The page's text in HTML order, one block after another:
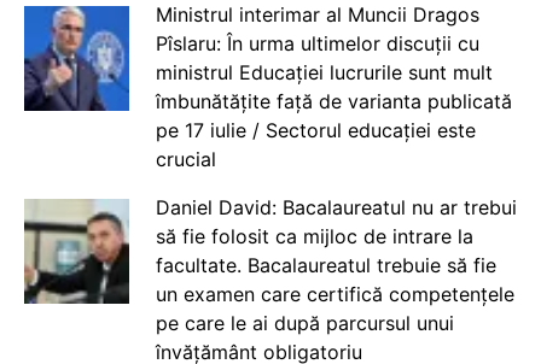
Ministrul interimar al Muncii Dragos
Pîslaru: În urma ultimelor discuții cu
ministrul Educației lucrurile sunt mult
îmbunătățite față de varianta publicată
pe 17 iulie / Sectorul educației este
crucial
Daniel David: Bacalaureatul nu ar trebui
să fie folosit ca mijloc de intrare la
facultate. Bacalaureatul trebuie să fie
un examen care certifică competențele
pe care le ai după parcursul unui
învățământ obligatoriu